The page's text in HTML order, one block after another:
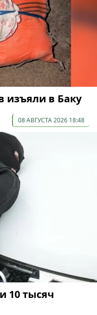
изъяли в Баку
08 АВГУСТА 2026 18:48
10 тысяч